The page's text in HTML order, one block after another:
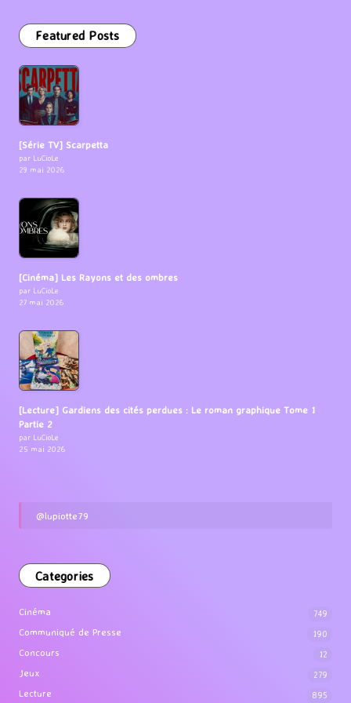
Featured Posts
[Série TV] Scarpetta
par LuCioLe
29 mai 2026
[Cinéma] Les Rayons et des ombres
par LuCioLe
27 mai 2026
[Lecture] Gardiens des cités perdues : Le roman graphique Tome 1
Partie 2
par LuCioLe
25 mai 2026
@lupiotte79
Categories
Cinéma 749
Communiqué de Presse 190
Concours 12
Jeux 279
Lecture 895